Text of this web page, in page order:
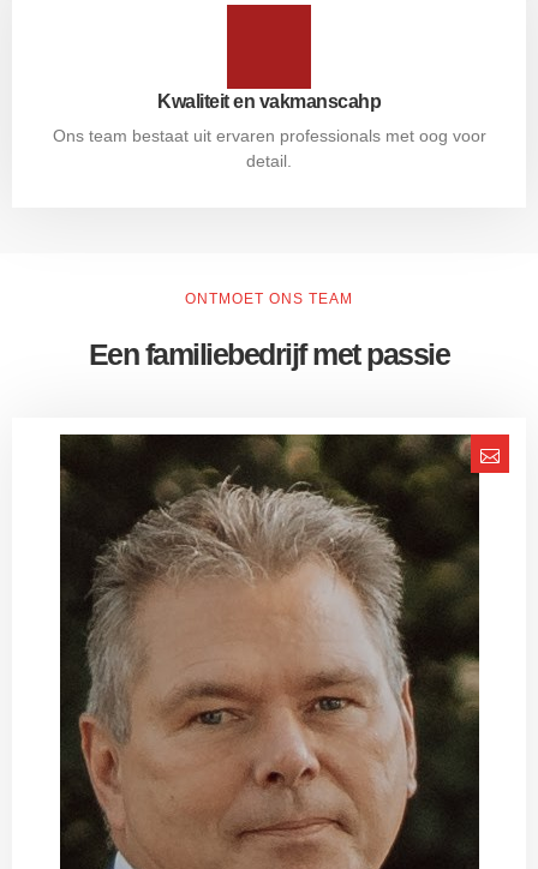
Kwaliteit en vakmanscahp
Ons team bestaat uit ervaren professionals met oog voor
detail.
ONTMOET ONS TEAM
Een familiebedrijf met passie